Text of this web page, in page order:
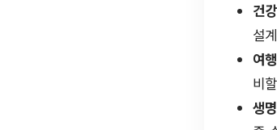
건
설
여
비
생